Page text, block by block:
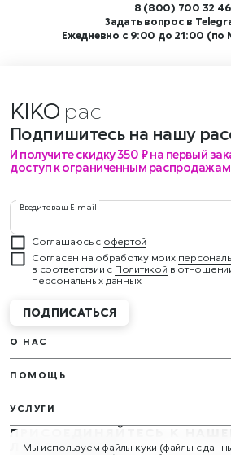
8 (800) 700 32 46
Задать вопрос в
Ежедневно с 9:00 до 21:00 (по
KIKO
Подпишитесь на нашу
И получите скидку 350 ₽ на первый
доступ к ограниченным
Введите ваш E-mail
Соглашаюсь с офертой
Согласен на обработку моих
в соответствии с Политикой в
персональных данных
ПОДПИСАТЬСЯ
ПРИСОЕДИНЯЙТЕСЬ К
ЛОЯЛЬНОСТИ
УСЛУГИ
О НАС
ПОМОЩЬ
Мы используем файлы куки (файлы с